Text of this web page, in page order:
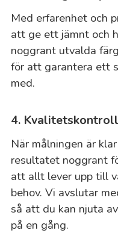
Med erfarenhet och
att ge ett jämnt och
noggrant utvalda
för att garantera ett
med.
4.
När målningen är
resultatet noggrant
att allt lever upp till
behov. Vi avslutar
så att du kan njuta
på en gång.